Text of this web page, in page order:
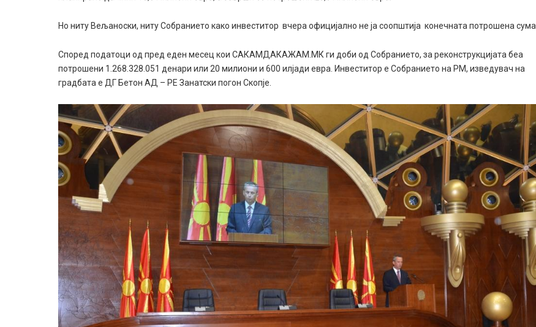
Но ниту Вељаноски, ниту Собранието како инвеститор вчера официјално не ја соопштија конечната потрошена сума.
Според податоци од пред еден месец кои САКАМДАКАЖАМ.МК ги доби од Собранието, за реконструкцијата беа
потрошени 1.268.328.051 денари или 20 милиони и 600 илјади евра. Инвеститор е Собранието на РМ, изведувач на
градбата е ДГ Бетон АД – РЕ Занатски погон Скопје.